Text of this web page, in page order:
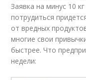
Заявка на минус 10
потрудиться
от вредных
многие свои
быстрее. Что
недели: